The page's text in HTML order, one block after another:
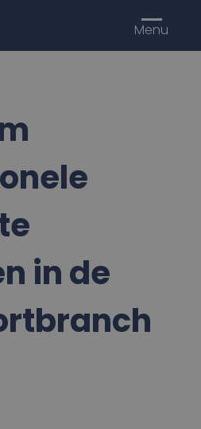
Menu
in de